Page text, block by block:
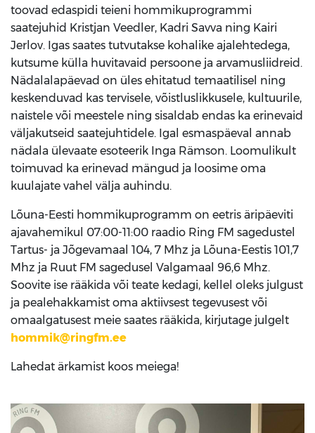
toovad edaspidi teieni hommikuprogrammi
saatejuhid Kristjan Veedler, Kadri Savva ning Kairi
Jerlov. Igas saates tutvutakse kohalike ajalehtedega,
kutsume külla huvitavaid persoone ja arvamusliidreid.
Nädalalapäevad on üles ehitatud temaatilisel ning
keskenduvad kas tervisele, võistluslikkusele, kultuurile,
naistele või meestele ning sisaldab endas ka erinevaid
väljakutseid saatejuhtidele. Igal esmaspäeval annab
nädala ülevaate esoteerik Inga Rämson. Loomulikult
toimuvad ka erinevad mängud ja loosime oma
kuulajate vahel välja auhindu.
Lõuna-Eesti hommikuprogramm on eetris äripäeviti
ajavahemikul 07:00-11:00 raadio Ring FM sagedustel
Tartus- ja Jõgevamaal 104, 7 Mhz ja Lõuna-Eestis 101,7
Mhz ja Ruut FM sagedusel Valgamaal 96,6 Mhz.
Soovite ise rääkida või teate kedagi, kellel oleks julgust
ja pealehakkamist oma aktiivsest tegevusest või
omaalgatusest meie saates rääkida, kirjutage julgelt
hommik@ringfm.ee
Lahedat ärkamist koos meiega!